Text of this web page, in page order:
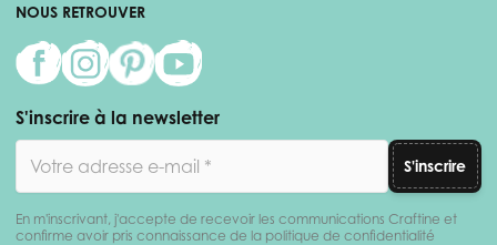
NOUS RETROUVER
S'inscrire à la newsletter
S'inscrire
En m'inscrivant, j'accepte de recevoir les communications Craftine et
confirme avoir pris connaissance de la politique de confidentialité